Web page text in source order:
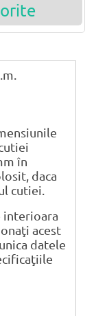
în
daca
cutiei.
interioara
acest
datele